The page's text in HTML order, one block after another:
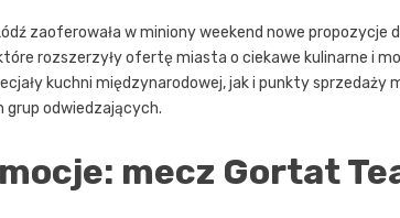
zaoferowała w miniony weekend nowe
rozszerzyły ofertę miasta o ciekawe kulinarne i
kuchni międzynarodowej, jak i punkty
odwiedzających.
mecz Gortat